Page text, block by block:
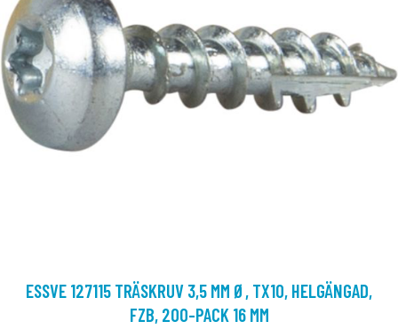
ESSVE 127115 TRÄSKRUV 3,5 MM Ø, TX10, HELGÄNGAD,
FZB, 200-PACK 16 MM